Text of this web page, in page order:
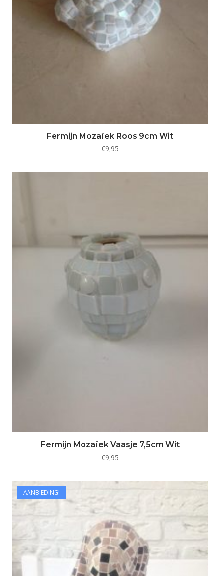
Fermijn Mozaïek Roos 9cm Wit
€9,95
Fermijn Mozaïek Vaasje 7,5cm Wit
€9,95
AANBIEDING!